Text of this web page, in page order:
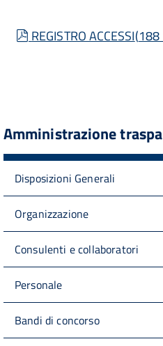
pdf
REGISTRO ACCESSI(188
Amministrazione
Disposizioni Generali
Organizzazione
Consulenti e collaboratori
Personale
Bandi di concorso